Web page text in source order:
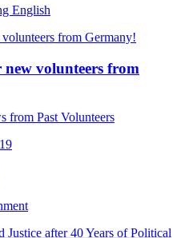
English
volunteers from
from Past Volunteers